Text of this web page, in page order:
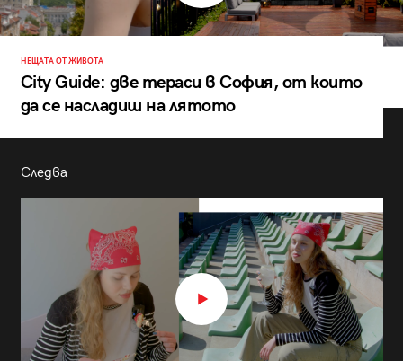
НЕЩАТА ОТ ЖИВОТА
City Guide: две тераси в София, от които
да се насладиш на лятото
Следва